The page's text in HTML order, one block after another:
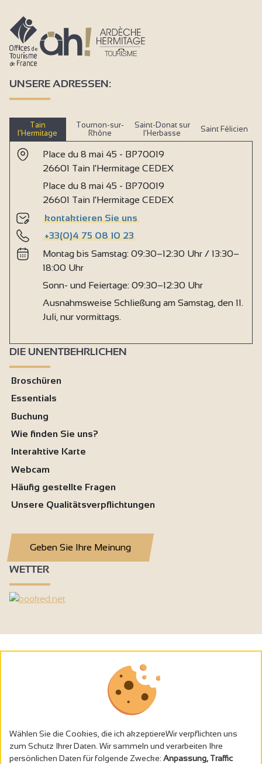
UNSERE ADRESSEN:
Tain
l’Hermitage
Tournon-sur-
Rhône
Saint-Donat sur
l’Herbasse
Saint Félicien
Place du 8 mai 45 - BP70019
26601 Tain l'Hermitage CEDEX
Place du 8 mai 45 - BP70019
26601 Tain l'Hermitage CEDEX
kontaktieren Sie uns
+33(0)4 75 08 10 23
Montag bis Samstag: 09:30–12:30 Uhr / 13:30–
18:00 Uhr
Sonn- und Feiertage: 09:30–12:30 Uhr
Ausnahmsweise Schließung am Samstag, den 11.
Juli, nur vormittags.
DIE UNENTBEHRLICHEN
Broschüren
Essentials
Buchung
Wie finden Sie uns?
Interaktive Karte
Webcam
Häufig gestellte Fragen
Unsere Qualitätsverpflichtungen
Geben Sie Ihre Meinung
WETTER
Wählen Sie die Cookies, die ich akzeptiereWir verpflichten uns
zum Schutz Ihrer Daten. Wir sammeln und verarbeiten Ihre
persönlichen Daten für folgende Zwecke: Anpassung, Traffic